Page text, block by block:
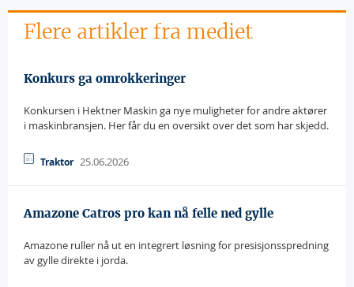
Flere artikler fra mediet
Konkurs ga omrokkeringer
Konkursen i Hektner Maskin ga nye muligheter for andre aktører
i maskinbransjen. Her får du en oversikt over det som har skjedd.
Traktor 25.06.2026
Amazone Catros pro kan nå felle ned gylle
Amazone ruller nå ut en integrert løsning for presisjonsspredning
av gylle direkte i jorda.